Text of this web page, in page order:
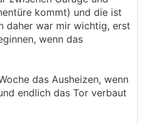
kommt) und die ist
daher war mir wichtig, erst
wenn das
das Ausheizen, wenn
endlich das Tor verbaut